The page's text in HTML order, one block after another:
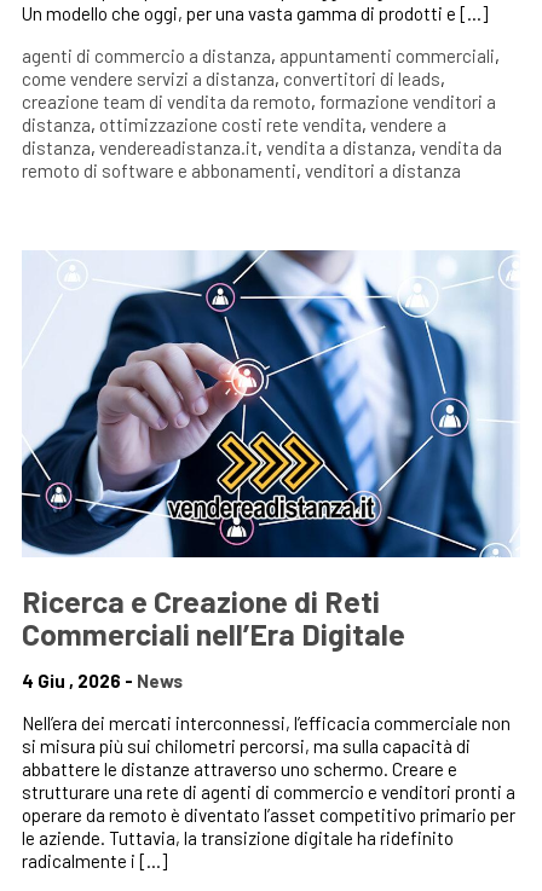
Un modello che oggi, per una vasta gamma di prodotti e […]
agenti di commercio a distanza, appuntamenti commerciali,
come vendere servizi a distanza, convertitori di leads,
creazione team di vendita da remoto, formazione venditori a
distanza, ottimizzazione costi rete vendita, vendere a
distanza, vendereadistanza.it, vendita a distanza, vendita da
remoto di software e abbonamenti, venditori a distanza
Ricerca e Creazione di Reti
Commerciali nell’Era Digitale
4 Giu , 2026 - News
Nell’era dei mercati interconnessi, l’efficacia commerciale non
si misura più sui chilometri percorsi, ma sulla capacità di
abbattere le distanze attraverso uno schermo. Creare e
strutturare una rete di agenti di commercio e venditori pronti a
operare da remoto è diventato l’asset competitivo primario per
le aziende. Tuttavia, la transizione digitale ha ridefinito
radicalmente i […]